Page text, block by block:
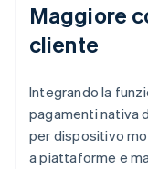
Maggiore
cliente
Integrando la
pagamenti nativa
per dispositivo
a piattaforme e